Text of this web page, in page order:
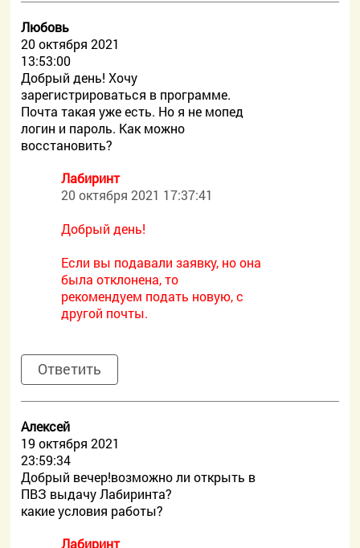
Любовь
20 октября 2021
13:53:00
Добрый день! Хочу
зарегистрироваться в программе.
Почта такая уже есть. Но я не мопед
логин и пароль. Как можно
восстановить?
Лабиринт
20 октября 2021 17:37:41
Добрый день!
Если вы подавали заявку, но она
была отклонена, то
рекомендуем подать новую, с
другой почты.
Ответить
Алексей
19 октября 2021
23:59:34
Добрый вечер!возможно ли открыть в
ПВЗ выдачу Лабиринта?
какие условия работы?
Лабиринт